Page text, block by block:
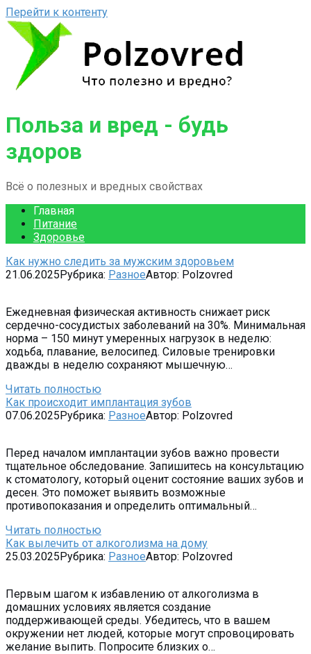
Перейти к контенту
Польза и вред - будь
здоров
Всё о полезных и вредных свойствах
Главная
Питание
Здоровье
Как нужно следить за мужским здоровьем
21.06.2025Рубрика: РазноеАвтор: Polzovred
Ежедневная физическая активность снижает риск
сердечно-сосудистых заболеваний на 30%. Минимальная
норма – 150 минут умеренных нагрузок в неделю:
ходьба, плавание, велосипед. Силовые тренировки
дважды в неделю сохраняют мышечную…
Читать полностью
Как происходит имплантация зубов
07.06.2025Рубрика: РазноеАвтор: Polzovred
Перед началом имплантации зубов важно провести
тщательное обследование. Запишитесь на консультацию
к стоматологу, который оценит состояние ваших зубов и
десен. Это поможет выявить возможные
противопоказания и определить оптимальный…
Читать полностью
Как вылечить от алкоголизма на дому
25.03.2025Рубрика: РазноеАвтор: Polzovred
Первым шагом к избавлению от алкоголизма в
домашних условиях является создание
поддерживающей среды. Убедитесь, что в вашем
окружении нет людей, которые могут спровоцировать
желание выпить. Попросите близких о…